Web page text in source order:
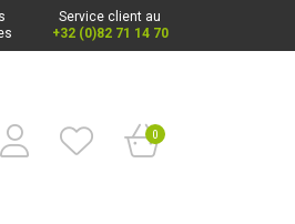
Service client au
+32 (0)82 71 14 70
0